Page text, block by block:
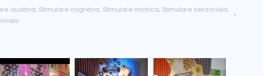
auditiva, Stimulare cognitiva, Stimulare motrica, Stimulare senzoriala,